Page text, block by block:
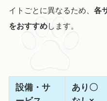
イトごとに異なるため、 各
をおすすめします。
設備・サ
あり〇